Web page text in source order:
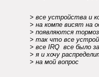
> все устройства и
> на компе висят на
> появляются
> так что все
> все IRQ все было
> я и хочу
> на мой вопрос